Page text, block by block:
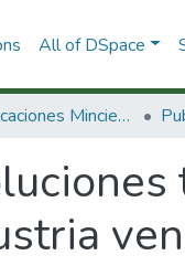
All of DSpace
3.2.2. Publicaciones Minciencias